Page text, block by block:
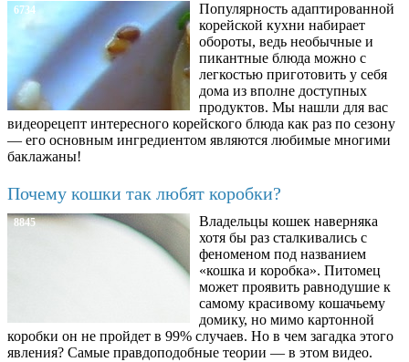
6734
Популярность адаптированной
корейской кухни набирает
обороты, ведь необычные и
пикантные блюда можно с
легкостью приготовить у себя
дома из вполне доступных
продуктов. Мы нашли для вас
видеорецепт интересного корейского блюда как раз по сезону
— его основным ингредиентом являются любимые многими
баклажаны!
Почему кошки так любят коробки?
8845
Владельцы кошек наверняка
хотя бы раз сталкивались с
феноменом под названием
«кошка и коробка». Питомец
может проявить равнодушие к
самому красивому кошачьему
домику, но мимо картонной
коробки он не пройдет в 99% случаев. Но в чем загадка этого
явления? Самые правдоподобные теории — в этом видео.